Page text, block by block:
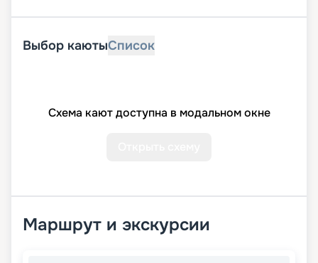
Выбор каютыСписок
Схема кают доступна в модальном окне
Маршрут и экскурсии